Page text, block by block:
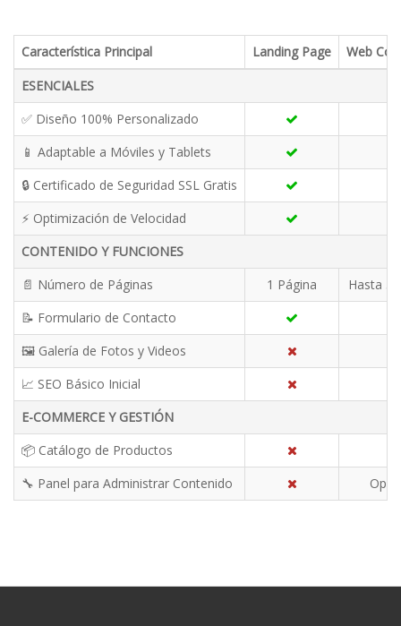
Característica Principal Landing Page
Web
ESENCIALES
✅ Diseño 100% Personalizado
📱 Adaptable a Móviles y Tablets
🔒 Certificado de Seguridad SSL Gratis
⚡ Optimización de Velocidad
CONTENIDO Y FUNCIONES
📄 Número de Páginas
1 Página
Hasta 5
📝 Formulario de Contacto
🖼️ Galería de Fotos y Videos
📈 SEO Básico Inicial
E-COMMERCE Y GESTIÓN
📦 Catálogo de Productos
🔧 Panel para Administrar Contenido